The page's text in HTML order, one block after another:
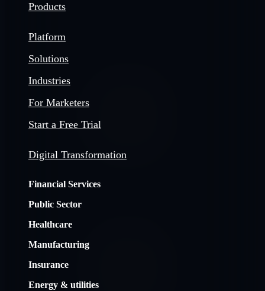
Products
Platform
Solutions
Industries
For Marketers
Start a Free Trial
Digital Transformation
Financial Services
Public Sector
Healthcare
Manufacturing
Insurance
Energy & utilities